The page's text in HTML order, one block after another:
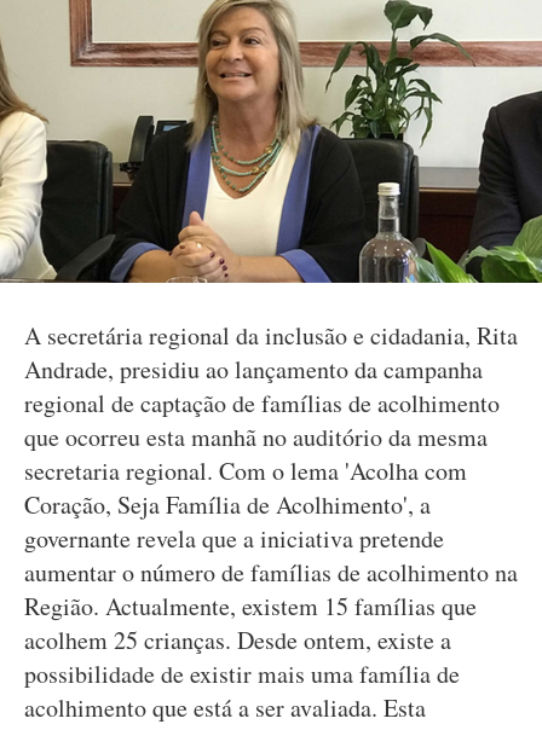
A secretária regional da inclusão e cidadania, Rita
Andrade, presidiu ao lançamento da campanha
regional de captação de famílias de acolhimento
que ocorreu esta manhã no auditório da mesma
secretaria regional. Com o lema 'Acolha com
Coração, Seja Família de Acolhimento', a
governante revela que a iniciativa pretende
aumentar o número de famílias de acolhimento na
Região. Actualmente, existem 15 famílias que
acolhem 25 crianças. Desde ontem, existe a
possibilidade de existir mais uma família de
acolhimento que está a ser avaliada. Esta